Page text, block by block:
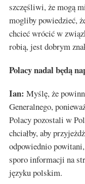
szczęśliwi, że mogą
mogliby powiedzieć,
chcieć wrócić w
robią, jest dobrym
Polacy nadal będą
Ian: Myślę, że
Generalnego,
Polacy pozostali w
chciałby, aby
odpowiednio
sporo informacji na
języku polskim.